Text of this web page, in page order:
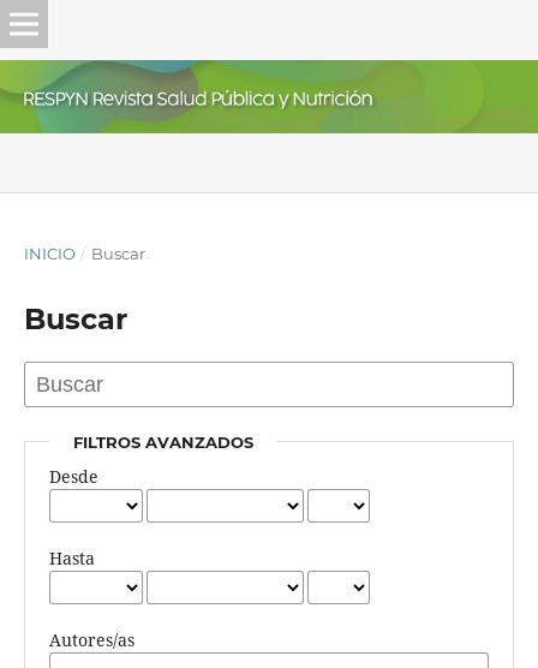
INICIO / Buscar
Buscar
FILTROS AVANZADOS
Desde
Hasta
Autores/as